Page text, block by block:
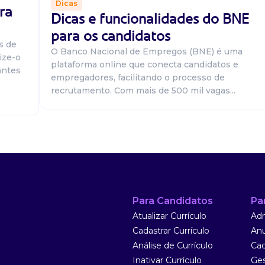
de
o
Dicas
Dicas e funcionalidades do BNE
para os candidatos
O Banco Nacional de Empregos (BNE) é uma
plataforma online que conecta candidatos e
empregadores, facilitando o processo de
recrutamento. Com mais de 500 mil vagas...
Para Candidatos
Atualizar Currículo
Cadastrar Currículo
Análise de Currículo
Inativar Currículo